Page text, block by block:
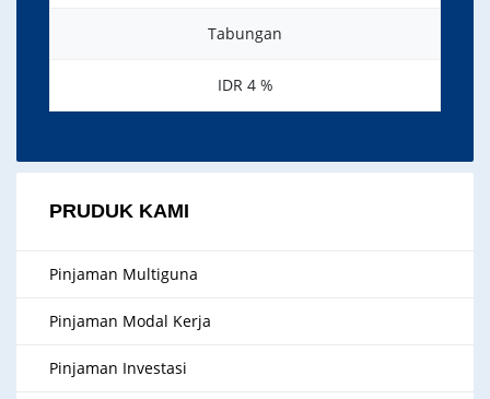
Tabungan
IDR 4 %
PRUDUK KAMI
Pinjaman Multiguna
Pinjaman Modal Kerja
Pinjaman Investasi